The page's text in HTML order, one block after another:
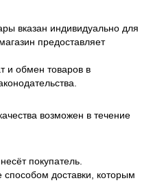
вказан индивидуально для
предоставляет
и обмен товаров в
возможен в течение
покупатель.
способом доставки, которым